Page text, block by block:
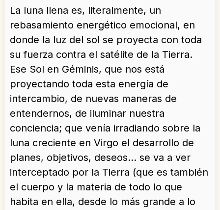
La luna llena es, literalmente, un
rebasamiento energético emocional, en
donde la luz del sol se proyecta con toda
su fuerza contra el satélite de la Tierra.
Ese Sol en Géminis, que nos está
proyectando toda esta energía de
intercambio, de nuevas maneras de
entendernos, de iluminar nuestra
conciencia; que venía irradiando sobre la
luna creciente en Virgo el desarrollo de
planes, objetivos, deseos… se va a ver
interceptado por la Tierra (que es también
el cuerpo y la materia de todo lo que
habita en ella, desde lo más grande a lo